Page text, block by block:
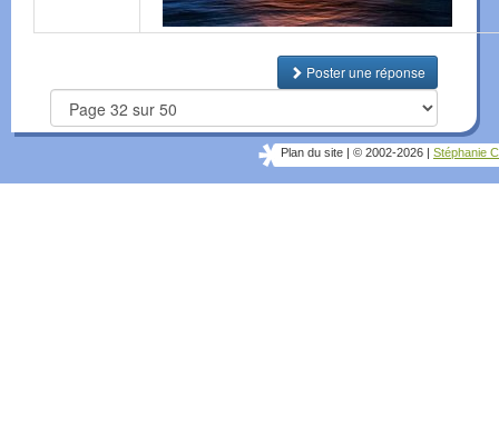
Poster une réponse
Plan du site © 2002-2026 Stéphanie C